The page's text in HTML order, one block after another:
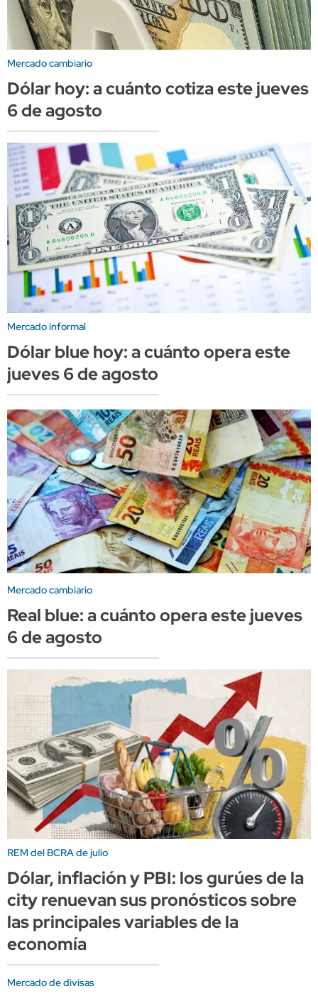
Mercado cambiario
Dólar hoy: a cuánto cotiza este jueves
6 de agosto
Mercado informal
Dólar blue hoy: a cuánto opera este
jueves 6 de agosto
Mercado cambiario
Real blue: a cuánto opera este jueves
6 de agosto
REM del BCRA de julio
Dólar, inflación y PBI: los gurúes de la
city renuevan sus pronósticos sobre
las principales variables de la
economía
Mercado de divisas